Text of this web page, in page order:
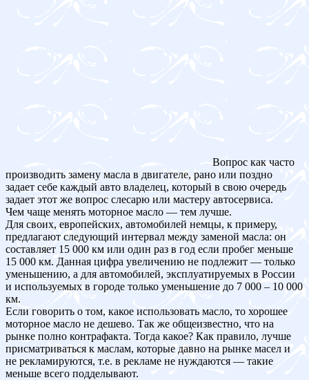
Вопрос как часто
производить замену масла в двигателе, рано или поздно
задает себе каждый авто владелец, который в свою очередь
задает этот же вопрос слесарю или мастеру автосервиса.
Чем чаще менять моторное масло — тем лучше.
Для своих, европейских, автомобилей немцы, к примеру,
предлагают следующий интервал между заменой масла: он
составляет 15 000 км или один раз в год если пробег меньше
15 000 км. Данная цифра увеличению не подлежит — только
уменьшению, а для автомобилей, эксплуатируемых в России
и используемых в городе только уменьшение до 7 000 – 10 000
км.
Если говорить о том, какое использовать масло, то хорошее
моторное масло не дешево. Так же общеизвестно, что на
рынке полно контрафакта. Тогда какое? Как правило, лучше
присматриваться к маслам, которые давно на рынке масел и
не рекламируются, т.е. в рекламе не нуждаются — такие
меньше всего подделывают.